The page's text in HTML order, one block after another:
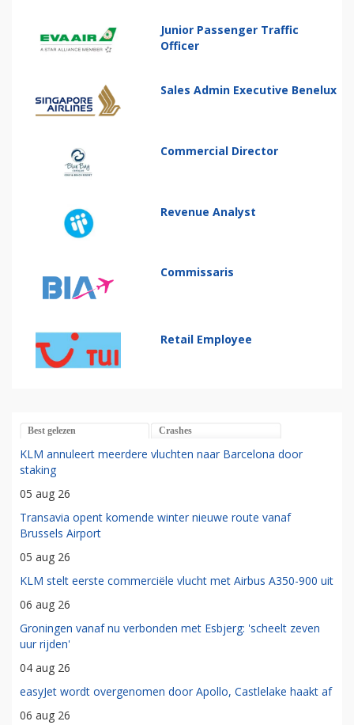
Junior Passenger Traffic
Officer
Sales Admin Executive Benelux
Commercial Director
Revenue Analyst
Commissaris
Retail Employee
Best gelezen Crashes
KLM annuleert meerdere vluchten naar Barcelona door
staking
05 aug 26
Transavia opent komende winter nieuwe route vanaf
Brussels Airport
05 aug 26
KLM stelt eerste commerciële vlucht met Airbus A350-900 uit
06 aug 26
Groningen vanaf nu verbonden met Esbjerg: 'scheelt zeven
uur rijden'
04 aug 26
easyJet wordt overgenomen door Apollo, Castlelake haakt af
06 aug 26